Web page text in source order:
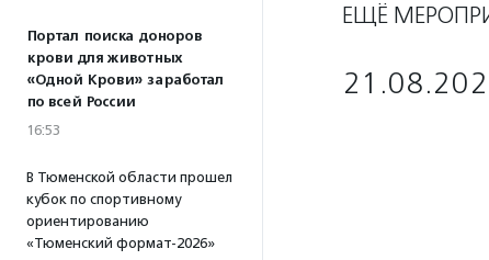
Портал поиска доноров
крови для животных
«Одной Крови» заработал
по всей России
16:53
В Тюменской области прошел
кубок по спортивному
ориентированию
«Тюменский формат-2026»
ЕЩЁ